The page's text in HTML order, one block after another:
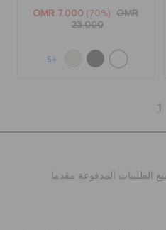
OMR 7.000 (70%)
OMR
23.000
+5
1
الطلبيات المدفوعة مقدما